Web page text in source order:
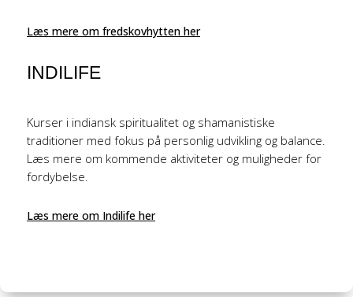
Læs mere om fredskovhytten her
INDILIFE
Kurser i indiansk spiritualitet og shamanistiske
traditioner med fokus på personlig udvikling og balance.
Læs mere om kommende aktiviteter og muligheder for
fordybelse.
Læs mere om Indilife her